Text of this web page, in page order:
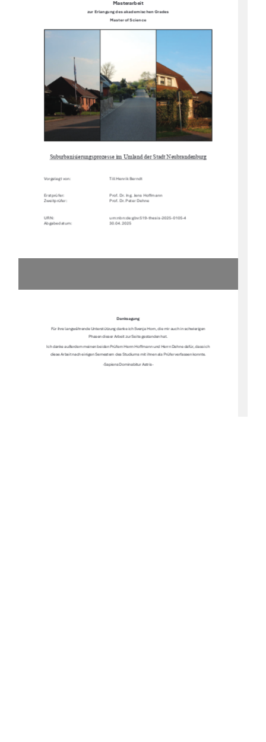
Masterarbeit
zur Erlangung des akademischen Grades
Master of Science
Suburbanisierungsprozesse im Umland der Stadt Neubrandenburg
Vorgelegt von: Till Henrik Berndt
Erstprüfer: Prof. Dr. Ing. Jens HoƯmann
Zweitprüfer:                                                                           Prof.               Dr.               Peter               Dehne
URN:                                                                           urn:nbn:de:gbv:519-thesis-2025-0105-4
Abgabedatum:
30.04.2025
Danksagung
Für ihre langwährende Unterstützung danke ich Svenja Horn, die mir auch in schwierigen
Phasen dieser Arbeit zur Seite gestanden hat.
Ich danke außerdem meinen beiden Prüfern Herrn HoƯ mann und Herrn Dehne dafür, dass ich
diese Arbeit nach einigen Semestern des Stud iums mit ihnen als Prüfer verfassen konnte.
-Sapiens Dominabitur Astris-